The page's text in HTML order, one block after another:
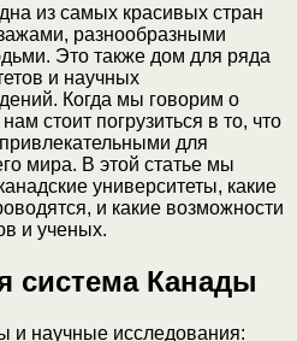
из самых красивых стран
разнообразными
Это также дом для ряда
и научных
Когда мы говорим о
стоит погрузиться в то, что
для
мира. В этой статье мы
университеты, какие
и какие возможности
и ученых.
система Канады